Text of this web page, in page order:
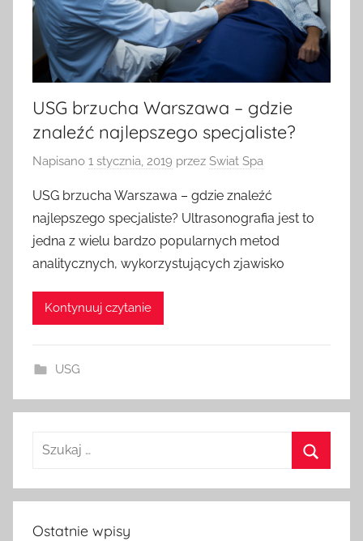
USG brzucha Warszawa – gdzie
znaleźć najlepszego specjaliste?
Napisano 1 stycznia, 2019 przez Swiat Spa
USG brzucha Warszawa – gdzie znaleźć
najlepszego specjaliste? Ultrasonografia jest to
jedna z wielu bardzo popularnych metod
analitycznych, wykorzystujących zjawisko
Kontynuuj czytanie
USG
Szukaj
Ostatnie wpisy